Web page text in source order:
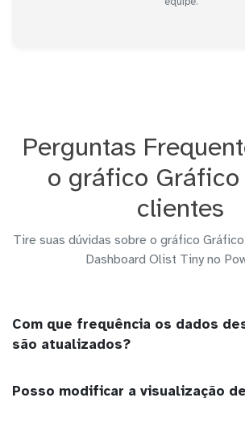
Perguntas
o gráfico Gráfico
clientes
Tire suas dúvidas sobre o gráfico
Dashboard Olist Tiny no
Com que frequência os dados
são atualizados?
Posso modificar a visualização